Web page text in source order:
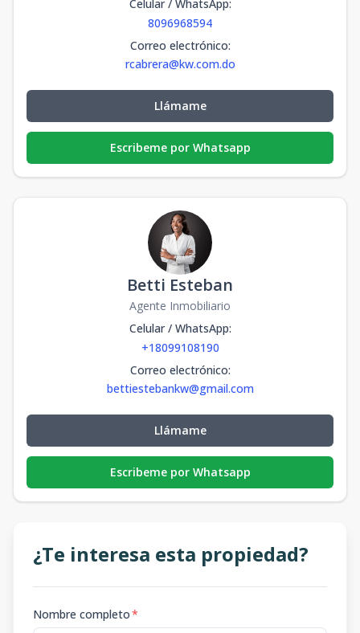
Celular / WhatsApp:
8096968594
Correo electrónico:
rcabrera@kw.com.do
Llámame
Escribeme por Whatsapp
Betti Esteban
Agente Inmobiliario
Celular / WhatsApp:
+18099108190
Correo electrónico:
bettiestebankw@gmail.com
Llámame
Escribeme por Whatsapp
¿Te interesa esta propiedad?
Nombre completo*